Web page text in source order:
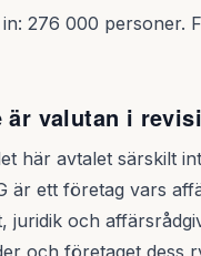
276 000 personer.
är valutan i
här avtalet särskilt
är ett företag vars
juridik och
och företaget dess